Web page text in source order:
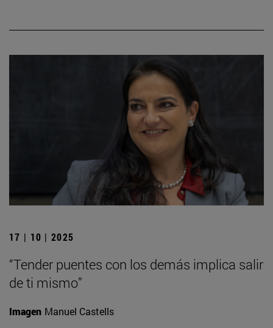
17 | 10 | 2025
“Tender puentes con los demás implica salir
de ti mismo”
Imagen Manuel Castells